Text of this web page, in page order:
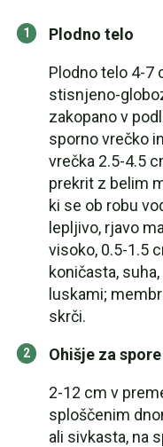
Plodno telo
Plodno telo 4-7
stisnjeno-
zakopano v
sporno vrečko
vrečka 2.5-4.5
prekrit z belim
ki se ob robu
lepljivo, rjavo
visoko, 0.5-1.5
koničasta,
luskami;
skrči.
Ohišje za spore
2-12 cm v
sploščenim
ali sivkasta, na